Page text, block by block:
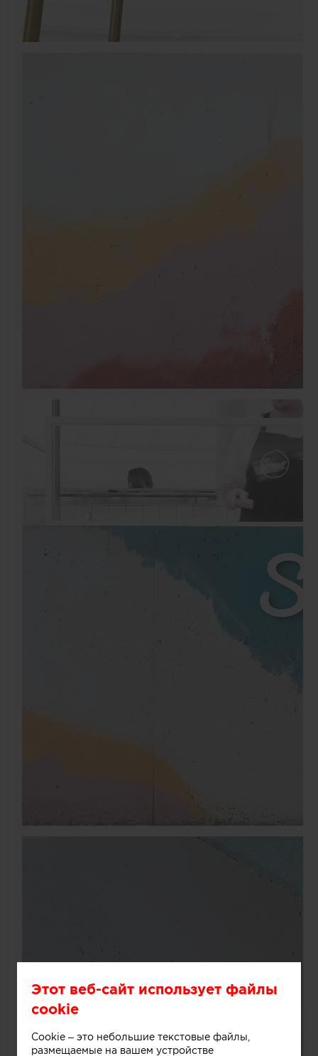
Этот веб-сайт использует файлы
cookie
Cookie – это небольшие текстовые файлы,
размещаемые на вашем устройстве